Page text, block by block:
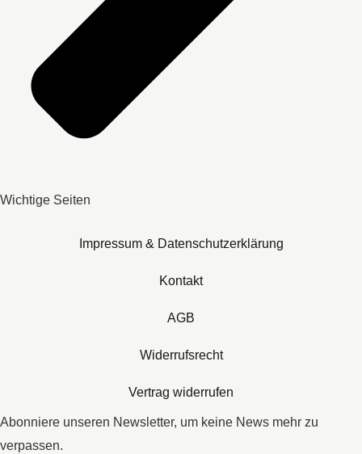
Wichtige Seiten
Impressum & Datenschutzerklärung
Kontakt
AGB
Widerrufsrecht
Vertrag widerrufen
Abonniere unseren Newsletter, um keine News mehr zu
verpassen.